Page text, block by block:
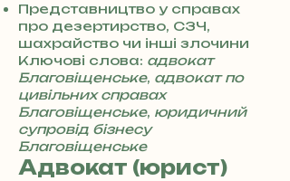
Представництво у справах
про дезертирство, СЗЧ,
шахрайство чи інші злочини
Ключові слова: адвокат
Благовіщенське, адвокат по
цивільних справах
Благовіщенське, юридичний
супровід бізнесу
Благовіщенське
Адвокат (юрист)